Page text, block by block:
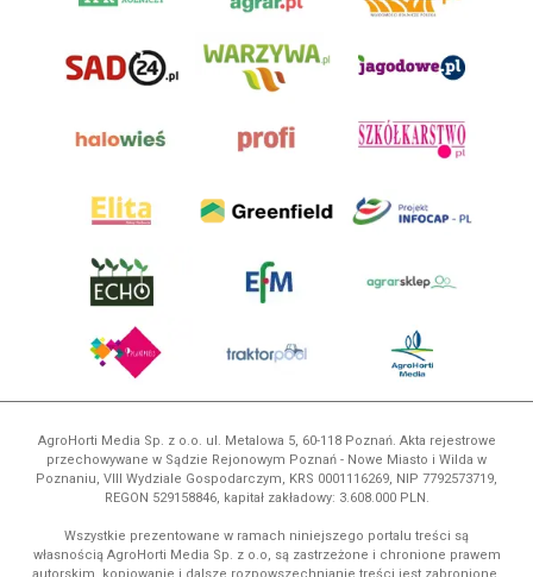
AgroHorti Media Sp. z o.o. ul. Metalowa 5, 60-118 Poznań. Akta rejestrowe
przechowywane w Sądzie Rejonowym Poznań - Nowe Miasto i Wilda w
Poznaniu, VIII Wydziale Gospodarczym, KRS 0001116269, NIP 7792573719,
REGON 529158846, kapitał zakładowy: 3.608.000 PLN.
Wszystkie prezentowane w ramach niniejszego portalu treści są
własnością AgroHorti Media Sp. z o.o, są zastrzeżone i chronione prawem